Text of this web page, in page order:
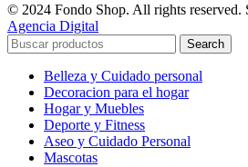
© 2024 Fondo Shop. All rights reserved.
Agencia Digital
Search
Belleza y Cuidado personal
Decoracion para el hogar
Hogar y Muebles
Deporte y Fitness
Aseo y Cuidado Personal
Mascotas